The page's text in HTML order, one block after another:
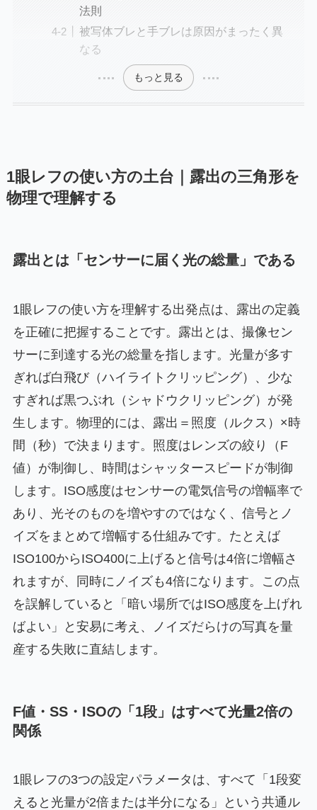
法則
被写体ブレと手ブレは原因がまったく異
なる
もっと見る
1眼レフの使い方の土台｜露出の三角形を
物理で理解する
露出とは「センサーに届く光の総量」である
1眼レフの使い方を理解する出発点は、露出の定義
を正確に把握することです。露出とは、撮像セン
サーに到達する光の総量を指します。光量が多す
ぎれば白飛び（ハイライトクリッピング）、少な
すぎれば黒つぶれ（シャドウクリッピング）が発
生します。物理的には、露出＝照度（ルクス）×時
間（秒）で決まります。照度はレンズの絞り（F
値）が制御し、時間はシャッタースピードが制御
します。ISO感度はセンサーの電気信号の増幅率で
あり、光そのものを増やすのではなく、信号とノ
イズをまとめて増幅する仕組みです。たとえば
ISO100からISO400に上げると信号は4倍に増幅さ
れますが、同時にノイズも4倍になります。この点
を誤解していると「暗い場所ではISO感度を上げれ
ばよい」と安易に考え、ノイズだらけの写真を量
産する失敗に直結します。
F値・SS・ISOの「1段」はすべて光量2倍の
関係
1眼レフの3つの設定パラメータは、すべて「1段変
えると光量が2倍または半分になる」という共通ル